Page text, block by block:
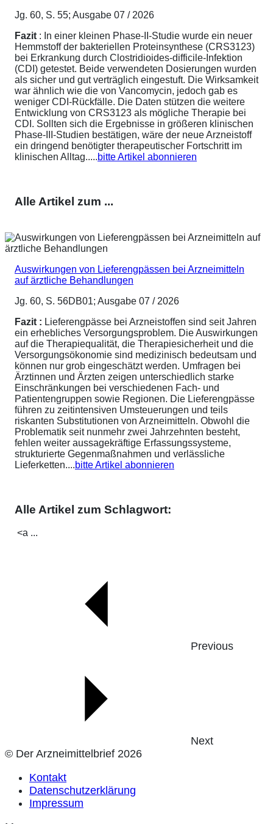
Jg. 60, S. 55; Ausgabe 07 / 2026
Fazit : In einer kleinen Phase-II-Studie wurde ein neuer
Hemmstoff der bakteriellen Proteinsynthese (CRS3123)
bei Erkrankung durch Clostridioides-difficile-Infektion
(CDI) getestet. Beide verwendeten Dosierungen wurden
als sicher und gut verträglich eingestuft. Die Wirksamkeit
war ähnlich wie die von Vancomycin, jedoch gab es
weniger CDI-Rückfälle. Die Daten stützen die weitere
Entwicklung von CRS3123 als mögliche Therapie bei
CDI. Sollten sich die Ergebnisse in größeren klinischen
Phase-III-Studien bestätigen, wäre der neue Arzneistoff
ein dringend benötigter therapeutischer Fortschritt im
klinischen Alltag.....bitte Artikel abonnieren
Alle Artikel zum ...
Auswirkungen von Lieferengpässen bei Arzneimitteln
auf ärztliche Behandlungen
Jg. 60, S. 56DB01; Ausgabe 07 / 2026
Fazit : Lieferengpässe bei Arzneistoffen sind seit Jahren
ein erhebliches Versorgungsproblem. Die Auswirkungen
auf die Therapiequalität, die Therapiesicherheit und die
Versorgungsökonomie sind medizinisch bedeutsam und
können nur grob eingeschätzt werden. Umfragen bei
Ärztinnen und Ärzten zeigen unterschiedlich starke
Einschränkungen bei verschiedenen Fach- und
Patientengruppen sowie Regionen. Die Lieferengpässe
führen zu zeitintensiven Umsteuerungen und teils
riskanten Substitutionen von Arzneimitteln. Obwohl die
Problematik seit nunmehr zwei Jahrzehnten besteht,
fehlen weiter aussagekräftige Erfassungssysteme,
strukturierte Gegenmaßnahmen und verlässliche
Lieferketten....bitte Artikel abonnieren
Alle Artikel zum Schlagwort:
<a ...
Previous
Next
© Der Arzneimittelbrief 2026
Kontakt
Datenschutzerklärung
Impressum